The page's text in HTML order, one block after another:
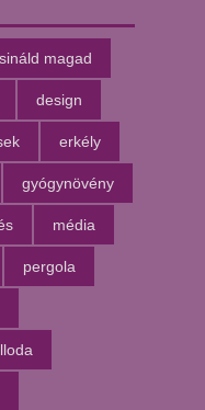
magad
design
erkély
gyógynövény
média
pergola